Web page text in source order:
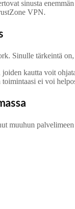
sinusta
VPN.
Sinulle tärkeintä
kautta voit
ei voi
muuhun